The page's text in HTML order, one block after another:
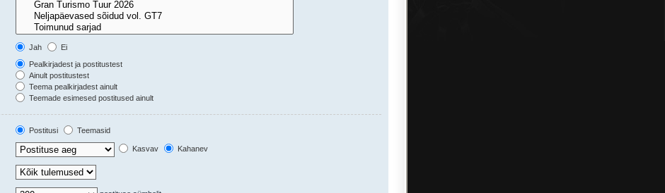
Jah
Ei
Pealkirjadest ja postitustest
Ainult postitustest
Teema pealkirjadest ainult
Teemade esimesed postitused ainult
Postitusi
Teemasid
Kasvav Kahanev